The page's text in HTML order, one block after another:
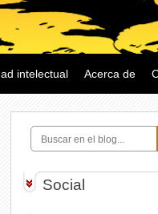
intelectual Acerca de
Social